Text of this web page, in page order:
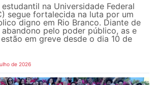
na Universidade Federal
segue fortalecida na luta por um
digno em Rio Branco. Diante de
pelo poder público, as e
em greve desde o dia 10 de
de 2026